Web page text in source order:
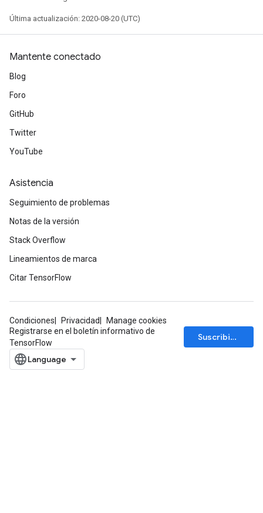
Última actualización: 2020-08-20 (UTC)
Mantente conectado
Blog
Foro
GitHub
Twitter
YouTube
Asistencia
Seguimiento de problemas
Notas de la versión
Stack Overflow
Lineamientos de marca
Citar TensorFlow
Condiciones Privacidad
Manage cookies
Registrarse en el boletín informativo de
TensorFlow
Suscribirse